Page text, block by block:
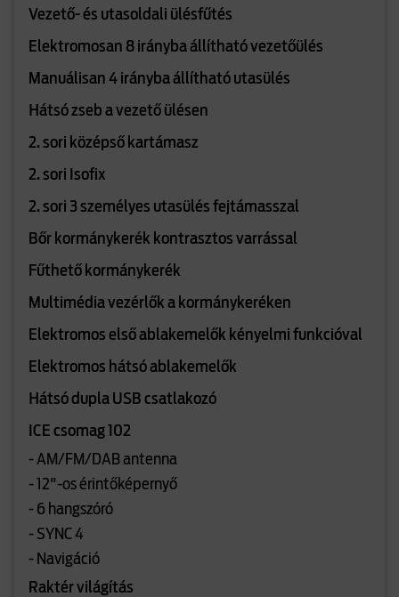
Vezető- és utasoldali ülésfűtés
Elektromosan 8 irányba állítható vezetőülés
Manuálisan 4 irányba állítható utasülés
Hátsó zseb a vezető ülésen
2. sori középső kartámasz
2. sori Isofix
2. sori 3 személyes utasülés fejtámasszal
Bőr kormánykerék kontrasztos varrással
Fűthető kormánykerék
Multimédia vezérlők a kormánykeréken
Elektromos első ablakemelők kényelmi funkcióval
Elektromos hátsó ablakemelők
Hátsó dupla USB csatlakozó
ICE csomag 102
- AM/FM/DAB antenna
- 12"-os érintőképernyő
- 6 hangszóró
- SYNC 4
- Navigáció
Raktér világítás